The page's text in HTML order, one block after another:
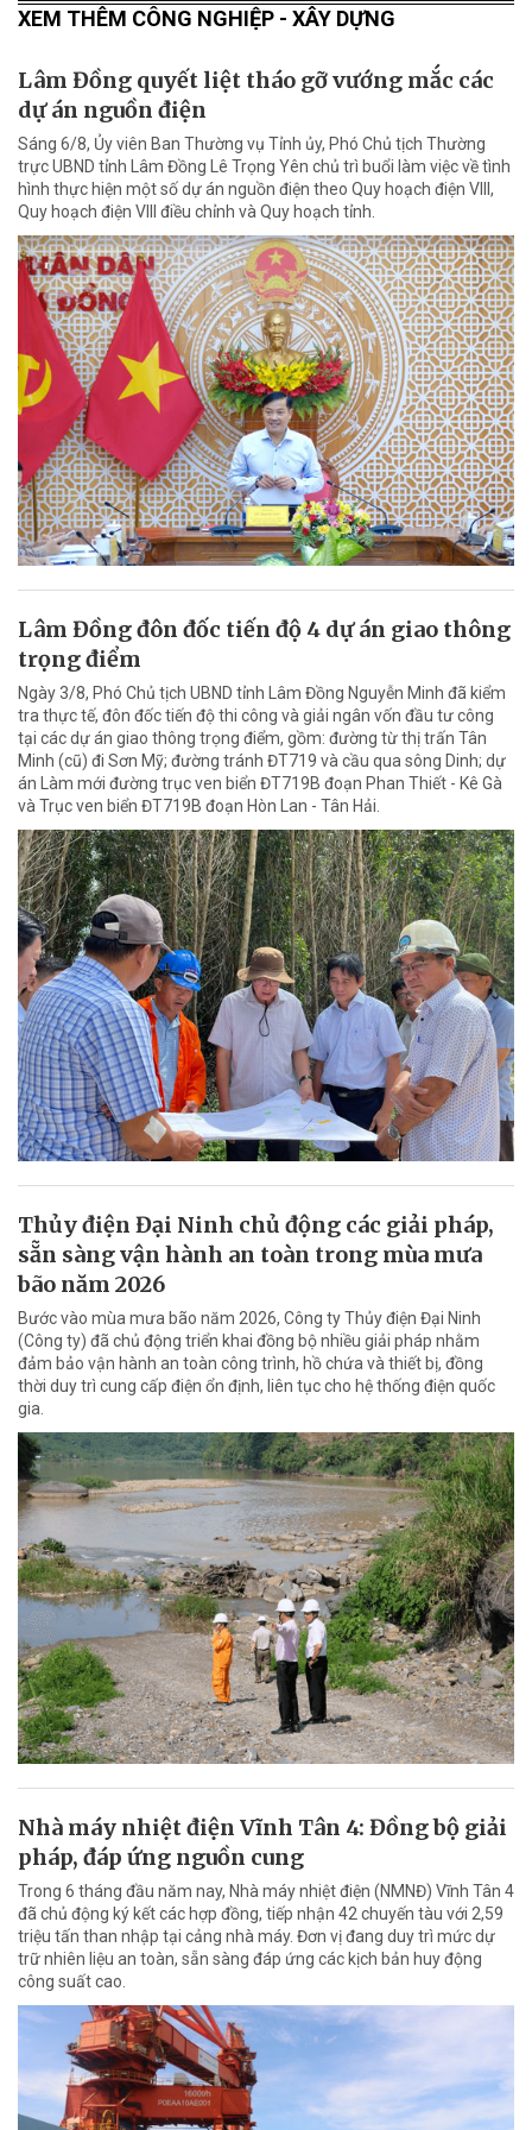
XEM THÊM CÔNG NGHIỆP - XÂY DỰNG
Lâm Đồng quyết liệt tháo gỡ vướng mắc các
dự án nguồn điện
Sáng 6/8, Ủy viên Ban Thường vụ Tỉnh ủy, Phó Chủ tịch Thường
trực UBND tỉnh Lâm Đồng Lê Trọng Yên chủ trì buổi làm việc về tình
hình thực hiện một số dự án nguồn điện theo Quy hoạch điện VIII,
Quy hoạch điện VIII điều chỉnh và Quy hoạch tỉnh.
Lâm Đồng đôn đốc tiến độ 4 dự án giao thông
trọng điểm
Ngày 3/8, Phó Chủ tịch UBND tỉnh Lâm Đồng Nguyễn Minh đã kiểm
tra thực tế, đôn đốc tiến độ thi công và giải ngân vốn đầu tư công
tại các dự án giao thông trọng điểm, gồm: đường từ thị trấn Tân
Minh (cũ) đi Sơn Mỹ; đường tránh ĐT719 và cầu qua sông Dinh; dự
án Làm mới đường trục ven biển ĐT719B đoạn Phan Thiết - Kê Gà
và Trục ven biển ĐT719B đoạn Hòn Lan - Tân Hải.
Thủy điện Đại Ninh chủ động các giải pháp,
sẵn sàng vận hành an toàn trong mùa mưa
bão năm 2026
Bước vào mùa mưa bão năm 2026, Công ty Thủy điện Đại Ninh
(Công ty) đã chủ động triển khai đồng bộ nhiều giải pháp nhằm
đảm bảo vận hành an toàn công trình, hồ chứa và thiết bị, đồng
thời duy trì cung cấp điện ổn định, liên tục cho hệ thống điện quốc
gia.
Nhà máy nhiệt điện Vĩnh Tân 4: Đồng bộ giải
pháp, đáp ứng nguồn cung
Trong 6 tháng đầu năm nay, Nhà máy nhiệt điện (NMNĐ) Vĩnh Tân 4
đã chủ động ký kết các hợp đồng, tiếp nhận 42 chuyến tàu với 2,59
triệu tấn than nhập tại cảng nhà máy. Đơn vị đang duy trì mức dự
trữ nhiên liệu an toàn, sẵn sàng đáp ứng các kịch bản huy động
công suất cao.